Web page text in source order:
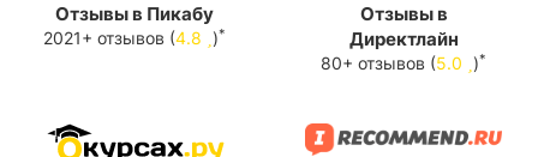
Отзывы в Пикабу
2021+ отзывов (4.8 )*
Отзывы в
Директлайн
80+ отзывов (5.0 )*